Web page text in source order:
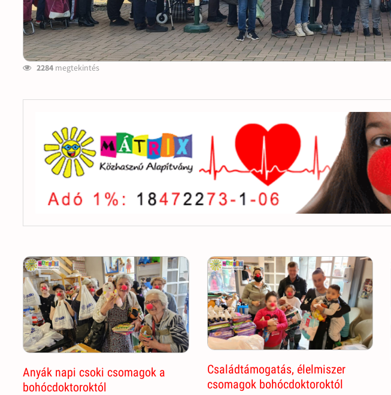
2284 megtekintés
Anyák napi csoki csomagok a
bohócdoktoroktól
Családtámogatás, élelmiszer
csomagok bohócdoktoroktól